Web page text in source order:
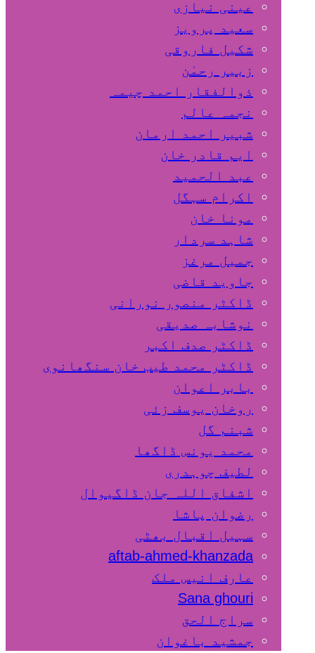
عینی نیازی
سعید پرویز
شکیل فاروقی
زبیر رحمٰن
ذوالفقار احمد چیمہ
نجمہ عالم
شبیر احمد ارمان
ایم قادر خان
عبد الحمید
اکرام سہگل
مونا خان
شاہد سردار
جمیل مرغز
جاوید قاضی
ڈاکٹر منصور نورانی
نوشابہ صدیقی
ڈاکٹر صدف اکبر
ڈاکٹر محمد طیب خان سنگھانوی
بابر اعوان
روخان یوسف زئی
شبنم گل
محمد یونس ڈاگھا
لطیف چوہدری
اشفاق اللہ جان ڈاگیوال
رضوان پاشا
سہیل اقبال بھٹی
aftab-ahmed-khanzada
عارف انیس ملک
Sana ghouri
سراج الحق
جمشید باغوان